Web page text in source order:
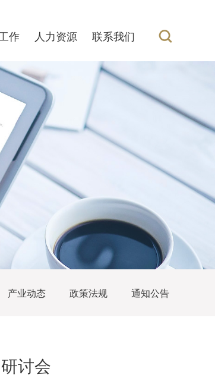
作 人力资源 联系我们
产业动态 政策法规 通知公告
讨会